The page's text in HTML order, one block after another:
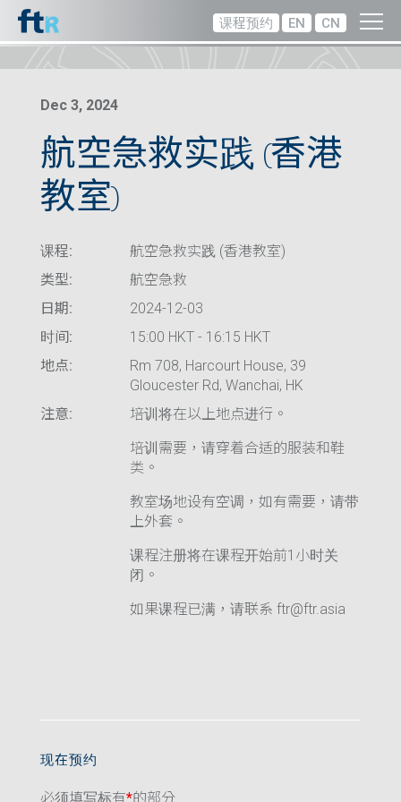
课程预约 EN CN
Dec 3, 2024
航空急救实践 (香港
教室)
课程:
航空急救实践 (香港教室)
类型:
航空急救
日期:
2024-12-03
时间:
15:00 HKT - 16:15 HKT
地点:
Rm 708, Harcourt House, 39
Gloucester Rd, Wanchai, HK
注意:
培训将在以上地点进行。
培训需要，请穿着合适的服装和鞋
类。
教室场地设有空调，如有需要，请带
上外套。
课程注册将在课程开始前1小时关
闭。
如果课程已满，请联系 ftr@ftr.asia
现在预约
必须填写标有*的部分